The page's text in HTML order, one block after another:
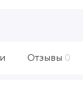
Отзывы 0